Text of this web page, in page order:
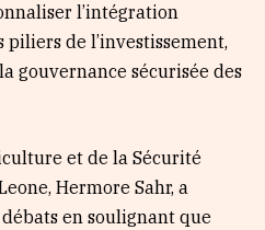
l’intégration
de l’investissement,
gouvernance sécurisée des
et de la Sécurité
Hermore Sahr, a
en soulignant que